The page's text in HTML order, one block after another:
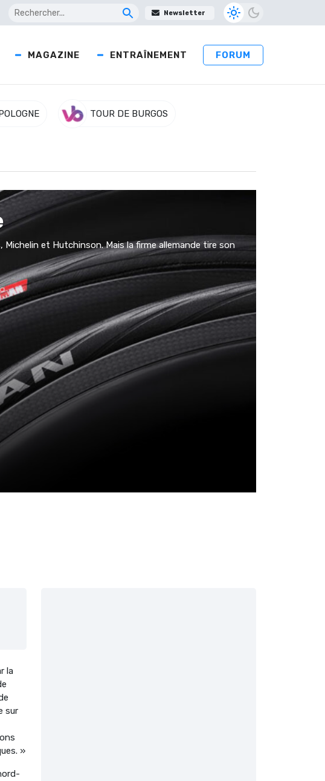
Newsletter
MAGAZINE ENTRAÎNEMENT FORUM
TOUR DE BURGOS
et Hutchinson. Mais la firme allemande tire son
la
sur
»